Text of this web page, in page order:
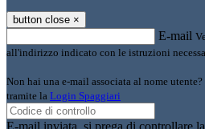
button close ×
E-mail
all'indirizzo indicato con le istruzioni
Non hai una e-mail associata al nome
tramite la Login Spaggiari